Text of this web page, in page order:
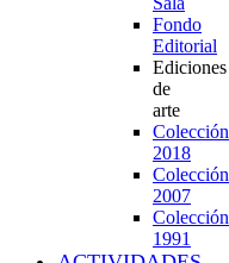
Fondo
Editorial
Ediciones
de
arte
Colección
2018
Colección
2007
Colección
1991